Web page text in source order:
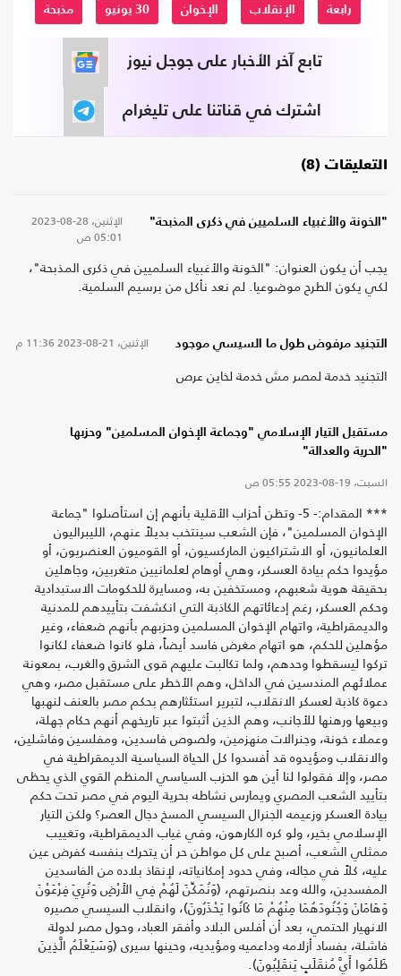
رابعة الإنقلاب الإخوان 30 يونيو مذبحة
تابع آخر الأخبار على جوجل نيوز
اشترك في قناتنا على تليغرام
التعليقات (8)
"الخونة والأغبياء السلميين في ذكرى المذبحة"
الإثنين، 28-08-2023
05:01 ص
يجب أن يكون العنوان: "الخونة والأغبياء السلميين في ذكرى المذبحة"،
لكي يكون الطرح موضوعيا. لم نعد نأكل من برسيم السلمية.
التجنيد مرفوض طول ما السيسي موجود الإثنين، 21-08-2023 11:36 م
التجنيد خدمة لمصر مش خدمة لخاين عرص
مستقبل التيار الإسلامي "وجماعة الإخوان المسلمين" وحزبها
"الحرية والعدالة"
السبت، 19-08-2023 05:55 ص
*** المقدام:- 5- وتظن أحزاب الأقلية بأنهم إن استأصلوا "جماعة
الإخوان المسلمين"، فإن الشعب سينتخب بديلاً عنهم، الليبراليون
العلمانيون، أو الاشتراكيون الماركسيون، أو القوميون العنصريون، أو
مؤيدوا حكم بيادة العسكر، وهي أوهام لعلمانيين متغربين، وجاهلين
بحقيقة هوية شعبهم، ومستخفين به، ومسايرة للحكومات الاستبدادية
وحكم العسكر، رغم إدعائاتهم الكاذبة التي انكشفت بتأييدهم للمدنية
والديمقراطية، واتهام الإخوان المسلمين وحزبهم بأنهم ضعفاء، وغير
مؤهلين للحكم، هو اتهام مغرض فاسد أيضاً، فلو كانوا ضعفاء لكانوا
تركوا ليسقطوا وحدهم، ولما تكالبت عليهم قوى الشرق والغرب، بمعونة
عملائهم المندسين في الداخل، وهم الأخطر على مستقبل مصر، وهي
دعوة كاذبة لعسكر الانقلاب، لتبرير استئثارهم بحكم مصر بالعنف لنهبها
وبيعها ورهنها للأجانب، وهم الذين أثبتوا عبر تاريخهم أنهم حكام جهلة،
وعملاء خونة، وجنرالات منهزمين، ولصوص فاسدين، ومفلسين وفاشلين،
والانقلاب ومؤيدوه قد أفسدوا كل الحياة السياسية الديمقراطية في
مصر، وإلا فقولوا لنا أين هو الحزب السياسي المنظم القوي الذي يحظى
بتأييد الشعب المصري ويمارس نشاطه بحرية اليوم في مصر تحت حكم
بيادة العسكر وزعيمه الجنرال السيسي المسخ دجال العصر؟ ولكن التيار
الإسلامي بخير، ولو كره الكارهون، وفي غياب الديمقراطية، وتغييب
ممثلي الشعب، أصبح على كل مواطن حر أن يتحرك بنفسه كفرض عين
عليه، كلاً في مجاله، وفي حدود إمكانياته، لإنقاذ بلاده من الفاسدين
المفسدين، والله وعد بنصرتهم، (وَنُمَكِّنَ لَهُمْ فِي الأَرْضِ وَنُرِيَ فِرْعَوْنَ
وَهَامَانَ وَجُنُودَهُمَا مِنْهُمْ مَا كَانُوا يَحْذَرُونَ)، وانقلاب السيسي مصيره
الانهيار الحتمي، بعد أن أفلس البلاد وأفقر العباد، وحول مصر لدولة
فاشلة، بفساد أزلامه وداعميه ومؤيديه، وحينها سيرى (وَسَيَعْلَمُ الَّذِينَ
ظَلَمُوا أَيَّ مُنقَلَبٍ يَنقَلِبُونَ).